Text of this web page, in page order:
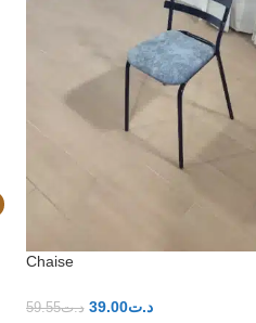
Chaise
د.ت59.55 د.ت39.00